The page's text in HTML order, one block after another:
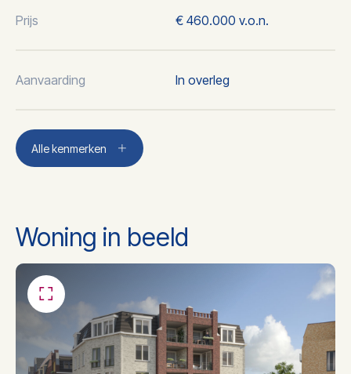
Prijs € 460.000 v.o.n.
Aanvaarding In overleg
Plaats
Aantal kamers 4
Alle kenmerken
Woning in beeld